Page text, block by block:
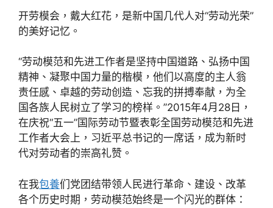
开劳模会，戴大红花，是新中国几代人对“劳动光荣”
的美好记忆。
“劳动模范和先进工作者是坚持中国道路、弘扬中国
精神、凝聚中国力量的楷模，他们以高度的主人翁
责任感、卓越的劳动创造、忘我的拼搏奉献，为全
国各族人民树立了学习的榜样。”2015年4月28日，
在庆祝“五一”国际劳动节暨表彰全国劳动模范和先进
工作者大会上，习近平总书记的一席话，成为新时
代对劳动者的崇高礼赞。
在我包養们党团结带领人民进行革命、建设、改革
各个历史时期，劳动模范始终是一个闪光的群体：